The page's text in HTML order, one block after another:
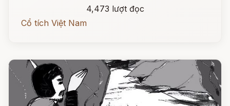
4,473 lượt đọc
Cổ tích Việt Nam